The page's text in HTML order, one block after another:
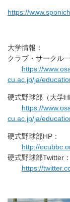
https://
大学情報：
クラブ・サークル
https://
cu.ac.jp/ja/
硬式野球部（大学
https://
cu.ac.jp/ja/
硬式野球部HP：
http://
硬式野球部Twitter：
https://